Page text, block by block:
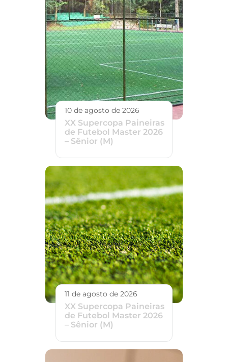
10 de agosto de 2026
XX Supercopa Paineiras
de Futebol Master 2026
– Sênior (M)
11 de agosto de 2026
XX Supercopa Paineiras
de Futebol Master 2026
– Sênior (M)